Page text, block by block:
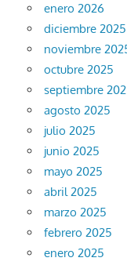
enero 2026
diciembre 2025
noviembre
octubre 2025
septiembre
agosto 2025
julio 2025
junio 2025
mayo 2025
abril 2025
marzo 2025
febrero 2025
enero 2025